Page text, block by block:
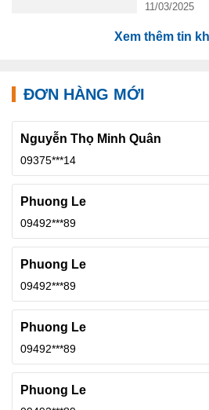
11/03/2025
Xem thêm tin
ĐƠN HÀNG MỚI
Nguyễn Thọ Minh Quân
09375***14
Phuong Le
09492***89
Phuong Le
09492***89
Phuong Le
09492***89
Phuong Le